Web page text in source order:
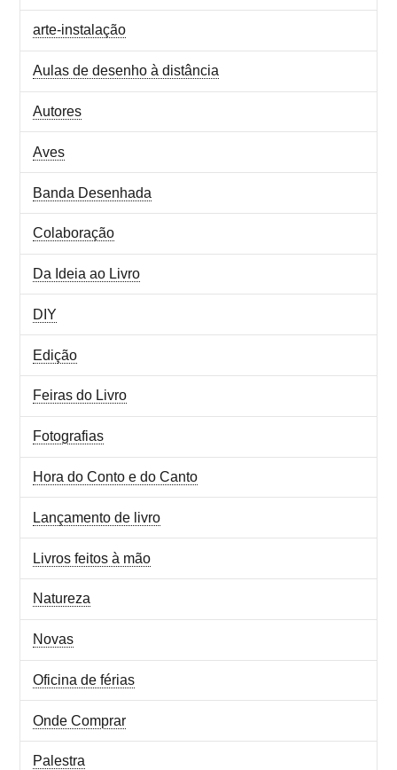
arte-instalação
Aulas de desenho à distância
Autores
Aves
Banda Desenhada
Colaboração
Da Ideia ao Livro
DIY
Edição
Feiras do Livro
Fotografias
Hora do Conto e do Canto
Lançamento de livro
Livros feitos à mão
Natureza
Novas
Oficina de férias
Onde Comprar
Palestra